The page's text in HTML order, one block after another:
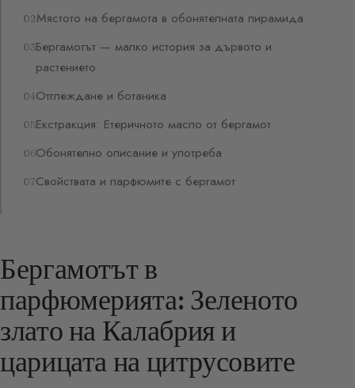
Мястото на бергамота в обонятелната пирамида
Бергамотът — малко история за дървото и
растението
Отглеждане и ботаника
Екстракция: Етеричното масло от бергамот
Обонятелно описание и употреба
Свойствата и парфюмите с бергамот
Бергамотът в
парфюмерията: Зеленото
злато на Калабрия и
царицата на цитрусовите